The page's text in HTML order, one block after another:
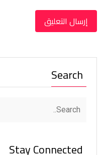
Search
Stay Connected